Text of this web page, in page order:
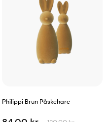
Philippi Brun Påskehare